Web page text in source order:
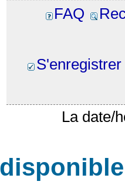
FAQ
S'enregistrer
La date/